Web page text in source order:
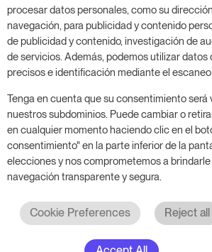
Agenda una reunión para
gratuita de 14 días.
Inicia tu prueba gratuita
Programa una reunión
procesar datos personales, como su
navegación, para publicidad y contenido
de publicidad y contenido, investigación de
de servicios. Además, podemos utilizar datos
precisos e identificación mediante el
Tenga en cuenta que su consentimiento será
nuestros subdominios. Puede cambiar o
en cualquier momento haciendo clic en el
consentimiento" en la parte inferior de la
elecciones y nos comprometemos a
navegación transparente y segura.
Cookie Preferences Reject all